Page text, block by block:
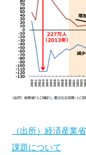
（出所）経済産業
課題について